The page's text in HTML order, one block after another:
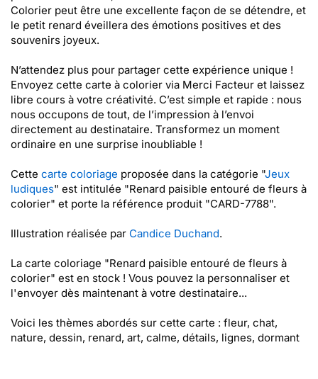
Colorier peut être une excellente façon de se détendre, et
le petit renard éveillera des émotions positives et des
souvenirs joyeux.
N’attendez plus pour partager cette expérience unique !
Envoyez cette carte à colorier via Merci Facteur et laissez
libre cours à votre créativité. C’est simple et rapide : nous
nous occupons de tout, de l’impression à l’envoi
directement au destinataire. Transformez un moment
ordinaire en une surprise inoubliable !
Cette carte coloriage proposée dans la catégorie "Jeux
ludiques" est intitulée "Renard paisible entouré de fleurs à
colorier" et porte la référence produit "CARD-7788".
Illustration réalisée par Candice Duchand.
La carte coloriage "Renard paisible entouré de fleurs à
colorier" est en stock ! Vous pouvez la personnaliser et
l'envoyer dès maintenant à votre destinataire...
Voici les thèmes abordés sur cette carte : fleur, chat,
nature, dessin, renard, art, calme, détails, lignes, dormant